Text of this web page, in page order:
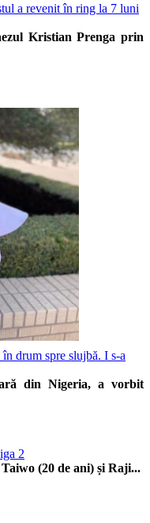
a revenit în ring la 7 luni
Kristian Prenga prin
drum spre slujbă. I s-a
din Nigeria, a vorbit
2
(20 de ani) și Raji...